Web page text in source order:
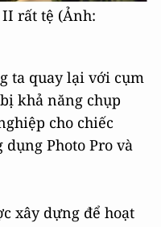
II rất tệ (Ảnh:
ta quay lại với cụm
khả năng chụp
cho chiếc
Photo Pro và
xây dựng để hoạt